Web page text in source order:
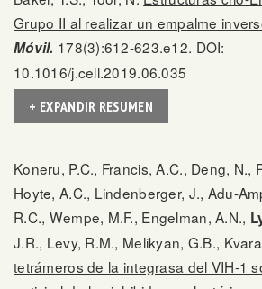
Grupo II al realizar un empalme
Móvil. 178(3):612-623.e12. DOI:
10.1016/j.cell.2019.06.035
+ EXPANDIR RESUMEN
Koneru, P.C., Francis, A.C., Deng, N.,
Hoyte, A.C., Lindenberger, J., Adu-
R.C., Wempe, M.F., Engelman, A.N.,
J.R., Levy, R.M., Melikyan, G.B.,
tetrámeros de la integrasa del VIH-1